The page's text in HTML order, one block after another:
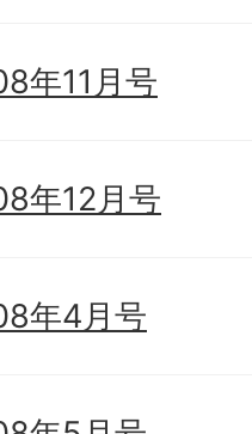
年11月号
年12月号
年4月号